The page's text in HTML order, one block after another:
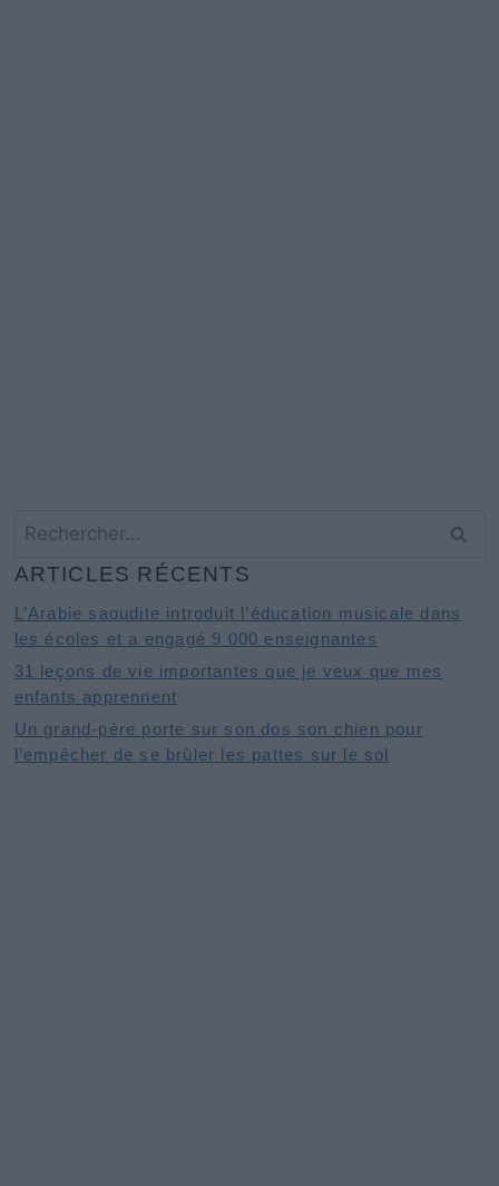
ARTICLES RÉCENTS
L’Arabie saoudite introduit l’éducation musicale dans
les écoles et a engagé 9 000 enseignantes
31 leçons de vie importantes que je veux que mes
enfants apprennent
Un grand-père porte sur son dos son chien pour
l’empêcher de se brûler les pattes sur le sol